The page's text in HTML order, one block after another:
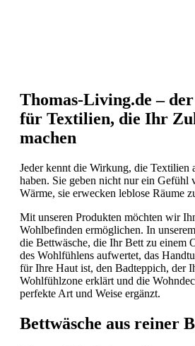
Thomas-Living.de –
für Textilien, die Ihr
machen
Jeder kennt die Wirkung, die Textilien
haben. Sie geben nicht nur ein Gefühl
Wärme, sie erwecken leblose Räume
Mit unseren Produkten möchten wir
Wohlbefinden ermöglichen. In
die Bettwäsche, die Ihr Bett zu einem
des Wohlfühlens aufwertet, das
für Ihre Haut ist, den Badteppich, der
Wohlfühlzone erklärt und die
perfekte Art und Weise ergänzt.
Bettwäsche aus reiner